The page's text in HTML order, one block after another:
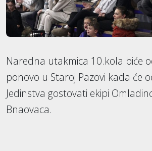
Naredna utakmica 10.kola biće
ponovo u Staroj Pazovi kada će
Jedinstva gostovati ekipi
Bnaovaca.